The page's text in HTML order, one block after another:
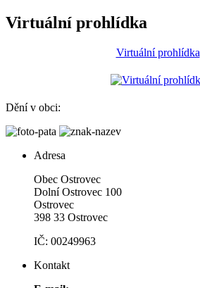
Virtuální prohlídka
Virtuální prohlídka
Dění v obci:
Adresa
Obec Ostrovec
Dolní Ostrovec 100
Ostrovec
398 33 Ostrovec
IČ: 00249963
Kontakt